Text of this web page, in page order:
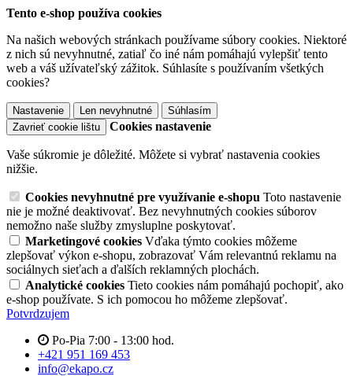
Tento e-shop používa cookies
Na našich webových stránkach používame súbory cookies. Niektoré
z nich sú nevyhnutné, zatiaľ čo iné nám pomáhajú vylepšiť tento
web a váš užívateľský zážitok. Súhlasíte s používaním všetkých
cookies?
Nastavenie Len nevyhnutné
Súhlasím
Zavrieť cookie lištu
Cookies nastavenie
Vaše súkromie je dôležité. Môžete si vybrať nastavenia cookies
nižšie.
Cookies nevyhnutné pre využívanie e-shopu Toto nastavenie
nie je možné deaktivovať. Bez nevyhnutných cookies súborov
nemožno naše služby zmysluplne poskytovať.
Marketingové cookies Vďaka týmto cookies môžeme
zlepšovať výkon e-shopu, zobrazovať Vám relevantnú reklamu na
sociálnych sieťach a ďalších reklamných plochách.
Analytické cookies Tieto cookies nám pomáhajú pochopiť, ako
e-shop používate. S ich pomocou ho môžeme zlepšovať.
Potvrdzujem
Po-Pia 7:00 - 13:00 hod.
+421 951 169 453
info@ekapo.cz